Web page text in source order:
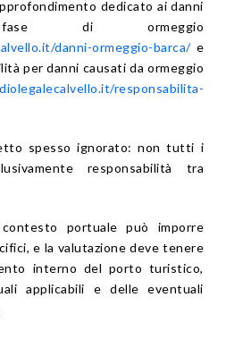
dedicato ai danni
di ormeggio
danni-ormeggio-barca/e
per danni causati da ormeggio
responsabilita-
spesso ignorato: non tutti i
responsabilità tra
portuale può imporre
e la valutazione deve tenere
interno del porto turistico,
applicabili e delle eventuali